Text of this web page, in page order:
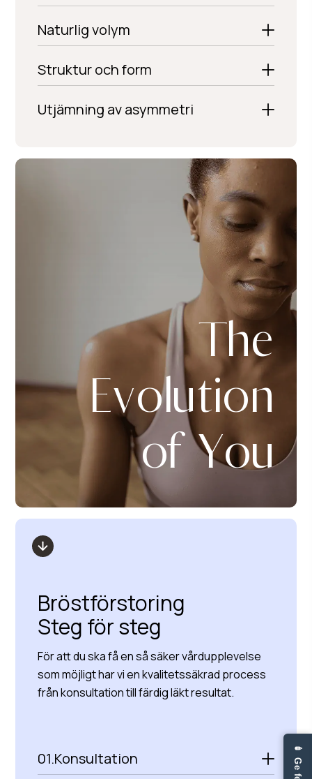
Naturlig volym
Struktur och form
Utjämning av asymmetri
The
Evolution
of You
Bröstförstoring
Steg för steg
För att du ska få en så säker vårdupplevelse
som möjligt har vi en kvalitetssäkrad process
från konsultation till färdig läkt resultat.
01.Konsultation